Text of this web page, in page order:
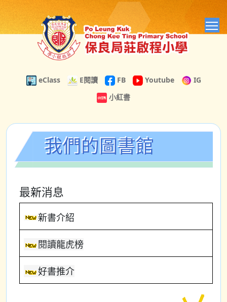
eClass E閱讀 FB Youtube
IG
小紅書
我們的圖書館
最新消息
新書介紹
閱讀龍虎榜
好書推介